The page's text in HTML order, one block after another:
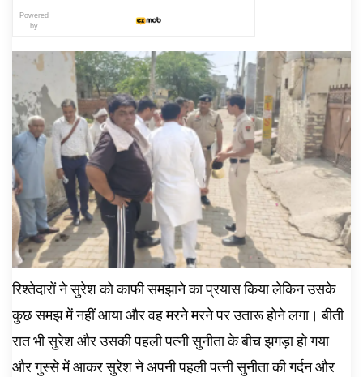
Powered
by
रिश्तेदारों ने सुरेश को काफी समझाने का प्रयास किया लेकिन उसके
कुछ समझ में नहीं आया और वह मरने मरने पर उतारू होने लगा। बीती
रात भी सुरेश और उसकी पहली पत्नी सुनीता के बीच झगड़ा हो गया
और गुस्से में आकर सुरेश ने अपनी पहली पत्नी सुनीता की गर्दन और